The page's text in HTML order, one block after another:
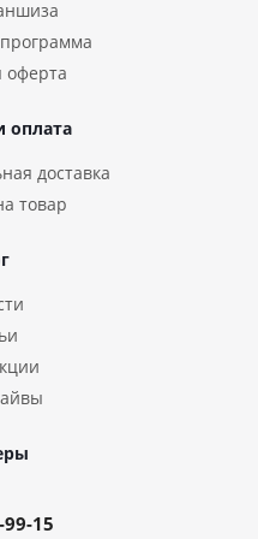
оферта
оплата
доставка
товар
15